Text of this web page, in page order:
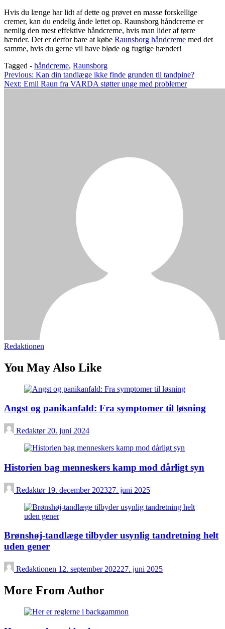
Hvis du længe har lidt af dette og prøvet en masse forskellige
cremer, kan du endelig ånde lettet op. Raunsborg håndcreme er
nemlig den mest effektive håndcreme, hvis man lider af tørre
hænder. Det er derfor bare at købe Raunsborg håndcreme med det
samme, hvis du gerne vil have bløde og fugtige hænder!
Tagged - håndcreme, Raunsborg
Indlægsnavigation
Previous: Kan din tandlæge ikke finde grunden til tandpine?
Next: Emil Raun fra VARDA støtter unge med problemer
Redaktionen
You May Also Like
Angst og panikanfald: Fra symptomer til løsning
Redaktør 20. juni 2024
Historien bag menneskers kamp mod dårligt syn
Redaktør 19. december 202327. juni 2025
Brønshøj-tandlæge tilbyder usynlig tandretning helt
uden gener
Redaktionen 12. september 202227. juni 2025
More From Author